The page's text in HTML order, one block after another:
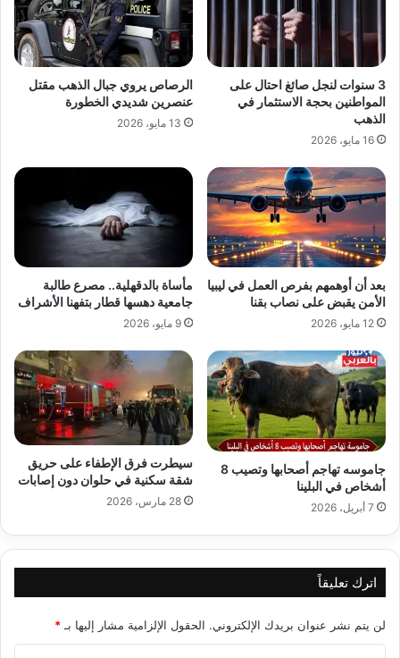
3 سنوات لنجل صائغ احتال على
المواطنين بحجة الاستثمار في
الذهب
16 مايو، 2026
الرصاص يروي جبال الذهب مقتل
عنصرين شديدي الخطورة
13 مايو، 2026
بعد أن أوهمهم بفرص العمل في ليبيا
الأمن يقبض على نصاب بقنا
12 مايو، 2026
مأساة بالدقهلية.. مصرع طالبة
جامعية دهسها قطار بتفهنا الأشراف
9 مايو، 2026
جاموسه تهاجم أصحابها وتصيب 8
أشخاص في البلينا
7 أبريل، 2026
سيطرت فرق الإطفاء على حريق
شقة سكنية في حلوان دون إصابات
28 مارس، 2026
اترك تعليقاً
لن يتم نشر عنوان بريدك الإلكتروني. الحقول الإلزامية مشار إليها بـ*